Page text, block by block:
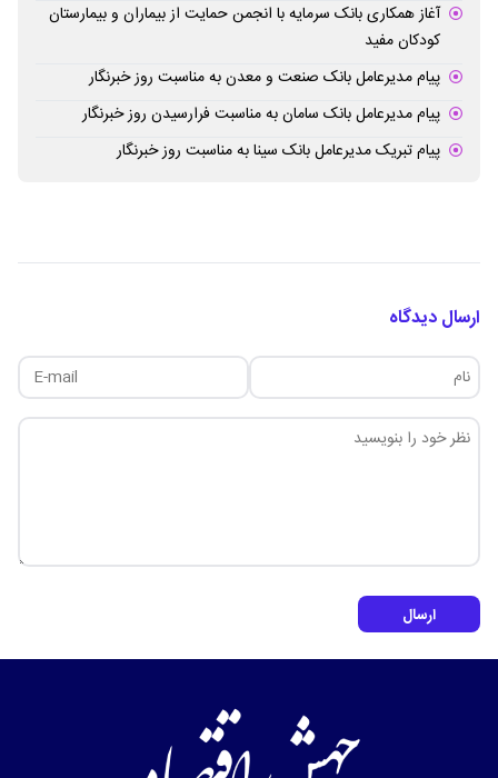
آغاز همکاری بانک سرمایه با انجمن حمایت از بیماران و بیمارستان
کودکان مفید
پیام مدیرعامل بانک صنعت و معدن به مناسبت روز خبرنگار
پیام مدیرعامل بانک سامان به مناسبت فرارسیدن روز خبرنگار
پیام تبریک مدیرعامل بانک سینا به مناسبت روز خبرنگار
ارسال دیدگاه
ارسال